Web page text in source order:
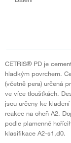
CETRIS® PD je
hladkým povrchem.
(včetně pera) určená
ve více tloušťkách.
jsou určeny ke
reakce na oheň A2.
podle plamenně
klasifikace A2-s1,d0.